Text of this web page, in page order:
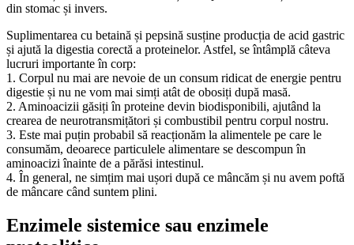
din stomac și invers.
Suplimentarea cu betaină și pepsină susține producția de acid gastric
și ajută la digestia corectă a proteinelor. Astfel, se întâmplă câteva
lucruri importante în corp:
1. Corpul nu mai are nevoie de un consum ridicat de energie pentru
digestie și nu ne vom mai simți atât de obosiți după masă.
2. Aminoacizii găsiți în proteine devin biodisponibili, ajutând la
crearea de neurotransmițători și combustibil pentru corpul nostru.
3. Este mai puțin probabil să reacționăm la alimentele pe care le
consumăm, deoarece particulele alimentare se descompun în
aminoacizi înainte de a părăsi intestinul.
4. În general, ne simțim mai ușori după ce mâncăm și nu avem poftă
de mâncare când suntem plini.
Enzimele sistemice sau enzimele